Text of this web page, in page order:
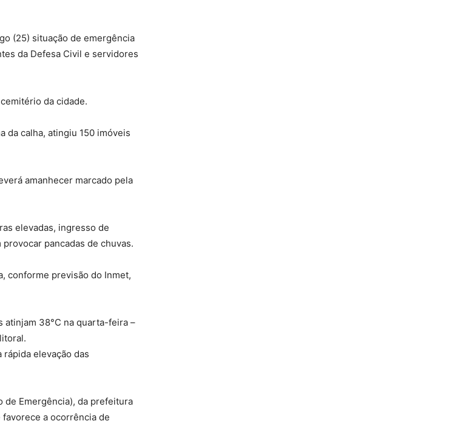
(25) situação de emergência
da Defesa Civil e servidores
da cidade.
da calha, atingiu 150 imóveis
amanhecer marcado pela
elevadas, ingresso de
pancadas de chuvas.
conforme previsão do Inmet,
atinjam 38°C na quarta-feira –
elevação das
de Emergência), da prefeitura
favorece a ocorrência de